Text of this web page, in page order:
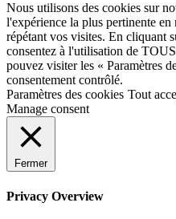
Nous utilisons des cookies sur
l'expérience la plus pertinente en
répétant vos visites. En cliquant
consentez à l'utilisation de
pouvez visiter les « Paramètres
consentement contrôlé.
Paramètres des cookies Tout
Manage consent
Fermer
Privacy Overview